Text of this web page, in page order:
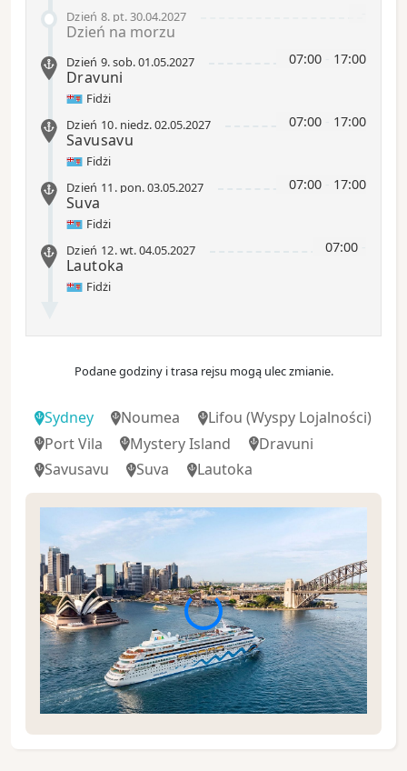
Dzień 8. pt.30.04.2027
Dzień na morzu
07:00 17:00
Dzień 9.sob.01.05.2027
Dravuni
Fidżi
07:00 17:00
Dzień 10. niedz.02.05.2027
Savusavu
Fidżi
07:00 17:00
Dzień 11 . pon.03.05.2027
Suva
Fidżi
07:00
Dzień 12.wt.04.05.2027
Lautoka
Fidżi
Podane godziny i trasa rejsu mogą ulec zmianie.
Sydney Noumea Lifou (Wyspy Lojalności)
Port Vila
Mystery Island
Dravuni
Savusavu
Suva Lautoka
Sydney to jedno z najbardziej atrakcyjnych